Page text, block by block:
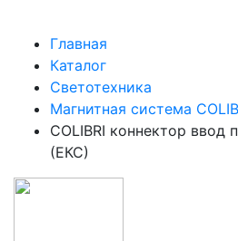
Главная
Каталог
Светотехника
Магнитная система
COLIBRI коннектор ввод
(ЕКС)